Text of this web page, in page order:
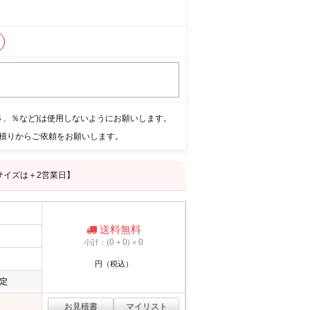
％など)は使用しないようにお願いします。
からご依頼をお願いします。
ズは＋2営業日】
送料無料
小計：(0 +0) ×0
円（税込）